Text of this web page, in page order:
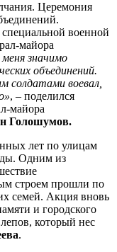
Церемония
военной
майора
меня значимо
объединений.
солдатами воевал,
, – поделился
майора
Голошумов.
лет по улицам
Одним из
строем прошли по
семей. Акция вновь
и городского
который нес
.